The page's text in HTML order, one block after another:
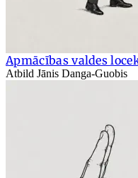
Apmācības valdes
Atbild Jānis Danga-Guobis